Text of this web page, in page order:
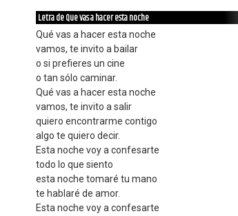
Letra de Que vas a hacer esta noche
Qué vas a hacer esta noche
vamos, te invito a bailar
o si prefieres un cine
o tan sólo caminar.
Qué vas a hacer esta noche
vamos, te invito a salir
quiero encontrarme contigo
algo te quiero decir.
Esta noche voy a confesarte
todo lo que siento
esta noche tomaré tu mano
te hablaré de amor.
Esta noche voy a confesarte